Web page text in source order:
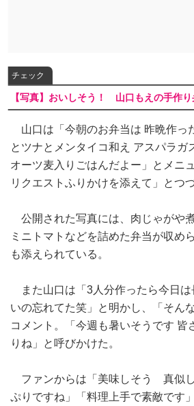
チェック
【写真】おいしそう！ 山口もえの手作り
山口は「今朝のお弁当は 昨晩作っ
とツナとメンタイコ和え アスパラガ
オーツ麦入りごはんだよー」とメニ
リクエストふりかけを添えて」とつづ
公開された写真には、肉じゃがや
ミニトマトなどを詰めた弁当が収め
も添えられている。
また山口は「3人分作ったら今日は
いの忘れてた笑」と明かし、「そん
コメント。「今週も暑いそうです 皆
りね」と呼びかけた。
ファンからは「美味しそう 真似
ぷりですね」「料理上手で素敵です